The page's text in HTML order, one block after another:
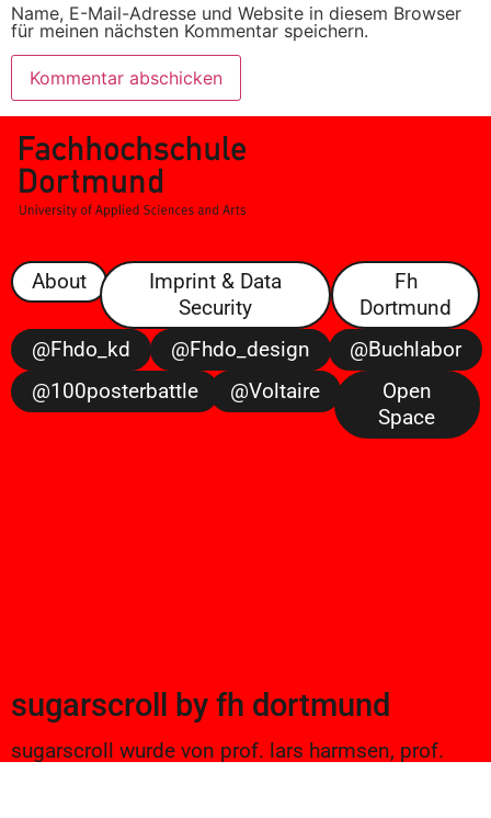
Name, E-Mail-Adresse und Website in diesem Browser
für meinen nächsten Kommentar speichern.
About
Imprint & Data
Security
Fh
Dortmund
@fhdo_kd
@fhdo_design
@buchlabor
@100posterbattle
@voltaire
Open
Space
sugarscroll by fh dortmund
sugarscroll wurde von prof. lars harmsen, prof.